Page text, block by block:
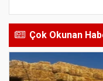
Çok Okunan